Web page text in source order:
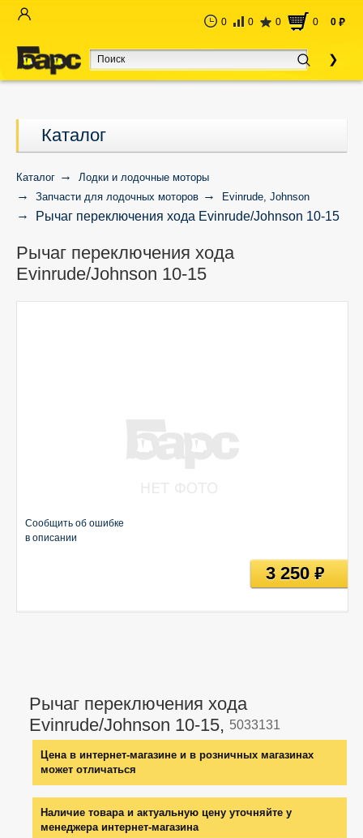
0 0 0 0 0 руб
Каталог
Каталог
Лодки и лодочные моторы
Запчасти для лодочных моторов
Evinrude, Johnson
Рычаг переключения хода Evinrude/Johnson 10-15
Рычаг переключения хода
Evinrude/Johnson 10-15
Рычаг переключения хода
Evinrude/Johnson 10-15, 5033131
Цена в интернет-магазине и в розничных магазинах
может отличаться
Наличие товара и актуальную цену уточняйте у
менеджера интернет-магазина
Сообщить об ошибке
в описании
3 250руб